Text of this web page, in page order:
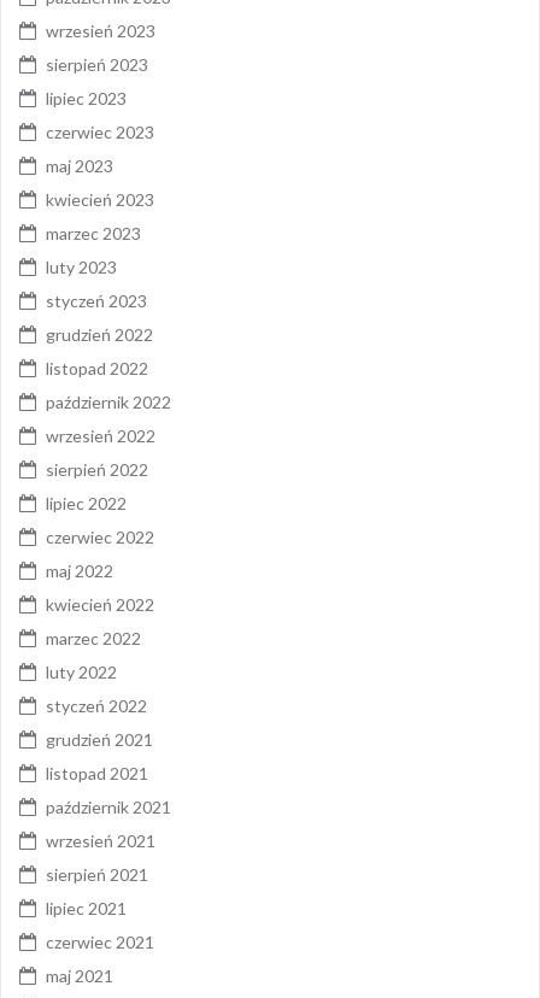
wrzesień 2023
sierpień 2023
lipiec 2023
czerwiec 2023
maj 2023
kwiecień 2023
marzec 2023
luty 2023
styczeń 2023
grudzień 2022
listopad 2022
październik 2022
wrzesień 2022
sierpień 2022
lipiec 2022
czerwiec 2022
maj 2022
kwiecień 2022
marzec 2022
luty 2022
styczeń 2022
grudzień 2021
listopad 2021
październik 2021
wrzesień 2021
sierpień 2021
lipiec 2021
czerwiec 2021
maj 2021